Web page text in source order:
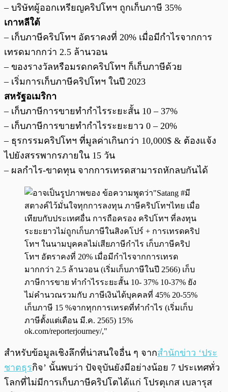
– บริษัทผู้ออกเหรียญคริปโทฯ ถูกเก็บภาษี 35%
เกาหลีใต้
– เก็บภาษีคริปโทฯ อัตราคงที่ 20% เมื่อมีกำไรจากการ
เทรดมากกว่า 2.5 ล้านวอน
– ของรางวัลหรือมรดกคริปโทฯ ก็เก็บภาษีด้วย
– เริ่มการเก็บภาษีคริปโทฯ ในปี 2023
สหรัฐอเมริกา
– เก็บภาษีการขายทำกำไรระยะสั้น 10 – 37%
– เก็บภาษีการขายทำกำไรระยะยาว 0 – 20%
– ธุรกรรมคริปโทฯ ที่มูลค่าเกินกว่า 10,000$ & ต้องแจ้ง
ไปยังสรรพากรภายใน 15 วัน
– ผลกำไร-ขาดทุน จากการเทรดสามารถหักลบกันได้
สำหรับข้อมูลเชิงลึกที่น่าสนใจอื่น ๆ จากสำนักข่าว ‘ประ
ชาตธุรกิจ’ นั้นพบว่า ปัจจุบันยังมีอย่างน้อย 7 ประเทศทั่ว
โลกที่ไม่มีการเก็บภาษีคริปโตได้แก่ โปรตุเกส เบลารุส